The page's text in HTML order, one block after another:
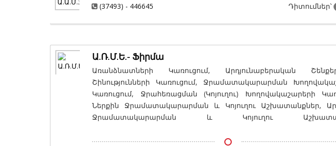
Դիտումներ՝
(37493) - 446645
Ա.Ռ.Մ.Ե.- Ֆիրմա
Առանձնատների Կառուցում, Արդյունաբերական
Շինությունների Կառուցում, Ջրամատակարարման
Կառուցում, Ջրահեռացման (Կոյուղու) Խողովակաշարերի
Ներքին Ջրամատակարարման և Կոյուղու Աշխատանքներ,
Ջրամատակարարման և Կոյուղու
Կառուցում, Բնական Քարե Հատակների Կառուցում, Բնակելի